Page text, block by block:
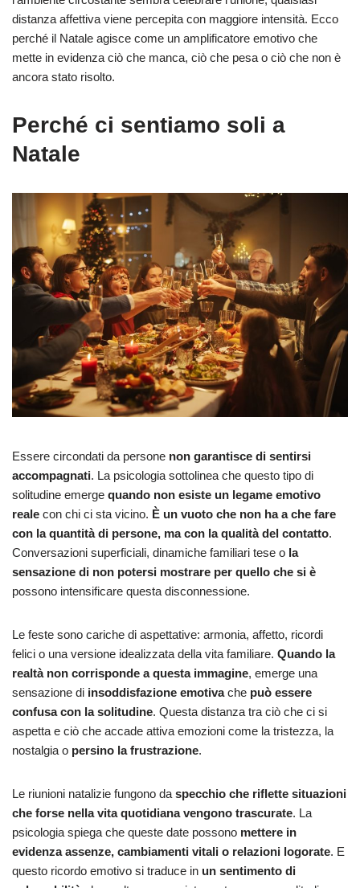
distanza affettiva viene percepita con maggiore intensità. Ecco
perché il Natale agisce come un amplificatore emotivo che
mette in evidenza ciò che manca, ciò che pesa o ciò che non è
ancora stato risolto.
Perché ci sentiamo soli a
Natale
Essere circondati da persone non garantisce di sentirsi
accompagnati. La psicologia sottolinea che questo tipo di
solitudine emerge quando non esiste un legame emotivo
reale con chi ci sta vicino. È un vuoto che non ha a che fare
con la quantità di persone, ma con la qualità del contatto.
Conversazioni superficiali, dinamiche familiari tese o la
sensazione di non potersi mostrare per quello che si è
possono intensificare questa disconnessione.
Le feste sono cariche di aspettative: armonia, affetto, ricordi
felici o una versione idealizzata della vita familiare. Quando la
realtà non corrisponde a questa immagine, emerge una
sensazione di insoddisfazione emotivache può essere
confusa con la solitudine. Questa distanza tra ciò che ci si
aspetta e ciò che accade attiva emozioni come la tristezza, la
nostalgia o persino la frustrazione.
Le riunioni natalizie fungono da specchio che riflette situazioni
che forse nella vita quotidiana vengono trascurate. La
psicologia spiega che queste date possono mettere in
evidenza assenze, cambiamenti vitali o relazioni logorate. E
questo ricordo emotivo si traduce in un sentimento di